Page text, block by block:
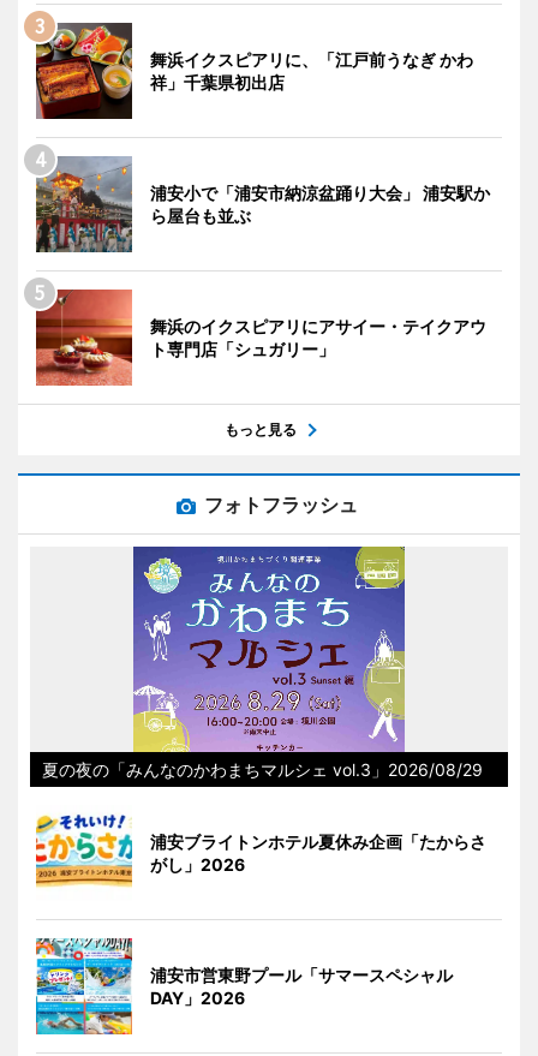
舞浜イクスピアリに、「江戸前うなぎ かわ
祥」千葉県初出店
浦安小で「浦安市納涼盆踊り大会」 浦安駅か
ら屋台も並ぶ
舞浜のイクスピアリにアサイー・テイクアウ
ト専門店「シュガリー」
もっと見る
フォトフラッシュ
夏の夜の「みんなのかわまちマルシェ vol.3」2026/08/29
浦安ブライトンホテル夏休み企画「たからさ
がし」2026
浦安市営東野プール「サマースペシャル
DAY」2026